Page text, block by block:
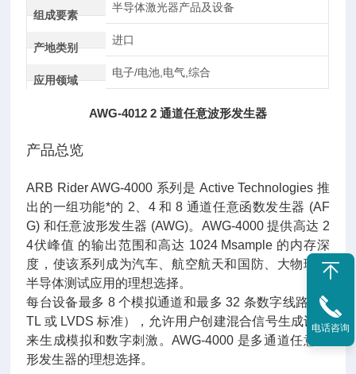
组成要素
半导体激光器产品及设备
产地类别
进口
应用领域
电子/电池,电气,综合
AWG-4012 2 通道任意波形发生器
产品总览
ARB Rider AWG-4000 系列是 Active Technologies 推
出的一组功能*的 2、4 和 8 通道任意函数发生器 (AF
G) 和任意波形发生器 (AWG)。AWG-4000 提供高达 2
4伏峰值 的输出范围和高达 1024 Msample 的内存深
度，使该系列成为汽车、航空航天和国防、大物理和
半导体测试应用的理想选择。
每台设备最多 8 个模拟通道和最多 32 条数字线路（T
TL 或 LVDS 标准），允许用户创建混合信号生成设置
来生成模拟和数字刺激。AWG-4000 是多通道任意波
形发生器的理想选择。
电话咨询